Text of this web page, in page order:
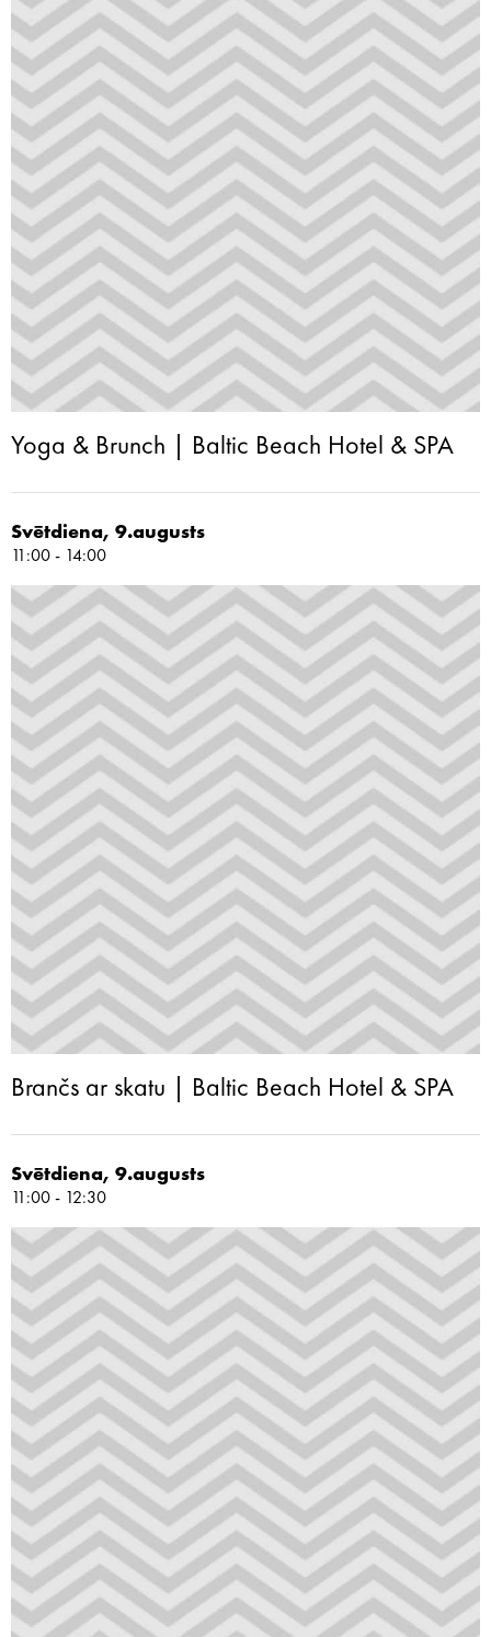
Yoga & Brunch | Baltic Beach Hotel & SPA
Svētdiena, 9.augusts
11:00 - 14:00
Brančs ar skatu | Baltic Beach Hotel & SPA
Svētdiena, 9.augusts
11:00 - 12:30